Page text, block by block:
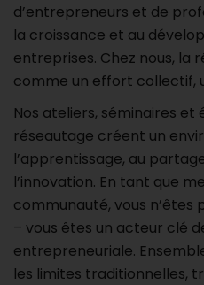
d’entrepreneurs et de
la croissance et au
entreprises. Chez nous, la
comme un effort collectif,
Nos ateliers, séminaires et
réseautage créent un
l’apprentissage, au
l’innovation. En tant que
communauté, vous
– vous êtes un acteur clé
entrepreneuriale.
les limites traditionnelles,